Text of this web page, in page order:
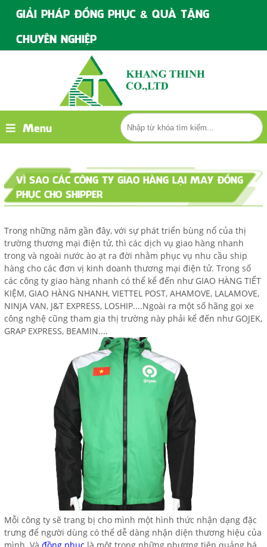
GIẢI PHÁP ĐỒNG PHỤC & QUÀ TẶNG
CHUYÊN NGHIỆP
Menu
VÌ SAO CÁC CÔNG TY GIAO HÀNG LẠI MAY ĐỒNG
PHỤC CHO SHIPPER
Trong những năm gần đây, với sự phát triển bùng nổ của thị
trường thương mại điện tử, thì các dịch vụ giao hàng nhanh
trong và ngoài nước ào ạt ra đời nhằm phục vụ nhu cầu ship
hàng cho các đơn vị kinh doanh thương mại điện tử. Trong số
các công ty giao hàng nhanh có thể kể đến như GIAO HÀNG TIẾT
KIỆM, GIAO HÀNG NHANH, VIETTEL POST, AHAMOVE, LALAMOVE,
NINJA VAN, J&T EXPRESS, LOSHIP....Ngoài ra một số hãng gọi xe
công nghệ cũng tham gia thị trường này phải kể đến như GOJEK,
GRAP EXPRESS, BEAMIN....
Mỗi công ty sẽ trang bị cho mình một hình thức nhận dạng đặc
trưng để người dùng có thể dễ dàng nhận diện thương hiệu của
mình. Và đồng phục là một trong những phương tiện quảng bá